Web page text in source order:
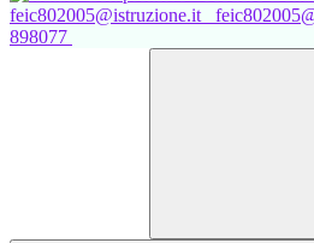
feic802005@istruzione.it
898077